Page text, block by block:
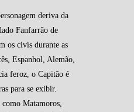
deriva da
Fanfarrão de
os civis durante as
Espanhol, Alemão,
feroz, o Capitão é
para se exibir.
Matamoros,